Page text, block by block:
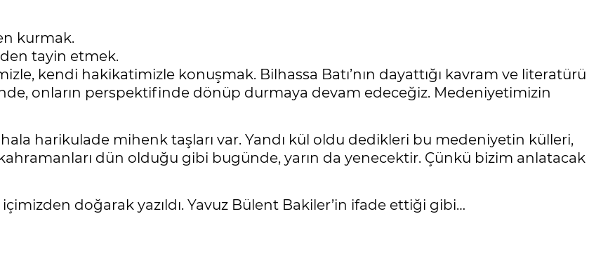
kurmak.
tayin etmek.
kendi hakikatimizle konuşmak. Bilhassa Batı’nın dayattığı kavram ve literatürü
onların perspektifinde dönüp durmaya devam edeceğiz. Medeniyetimizin
harikulade mihenk taşları var. Yandı kül oldu dedikleri bu medeniyetin külleri,
dün olduğu gibi bugünde, yarın da yenecektir. Çünkü bizim anlatacak
doğarak yazıldı. Yavuz Bülent Bakiler’in ifade ettiği gibi…